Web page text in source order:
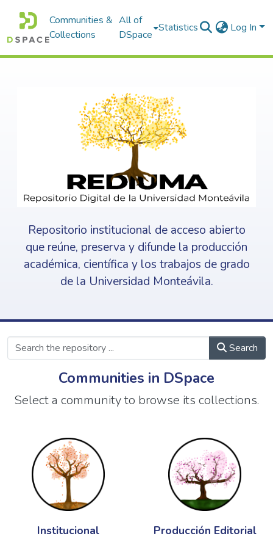
Communities &
Collections
All of
DSpace
Statistics Log In
Repositorio institucional de acceso abierto
que reúne, preserva y difunde la producción
académica, científica y los trabajos de grado
de la Universidad Monteávila.
Search
Communities in DSpace
Select a community to browse its collections.
Institucional Producción Editorial